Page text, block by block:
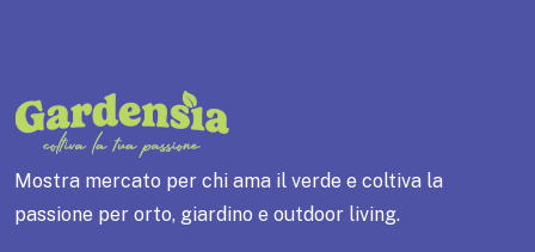
Mostra mercato per chi ama il verde e coltiva la
passione per orto, giardino e outdoor living.